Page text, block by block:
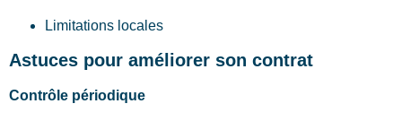
Limitations locales
Astuces pour améliorer son contrat
Contrôle périodique